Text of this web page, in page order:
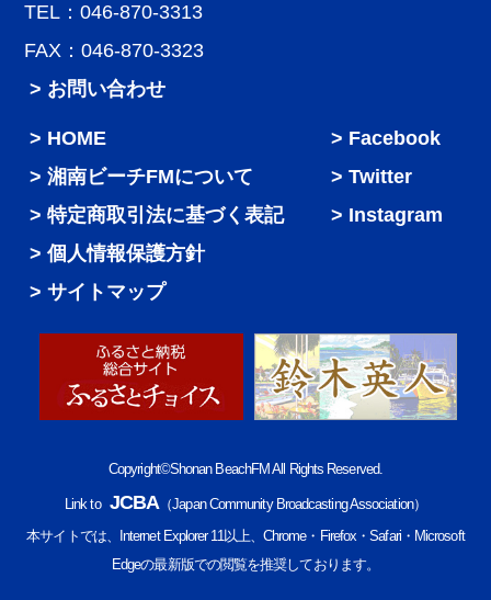
TEL：046-870-3313
FAX：046-870-3323
> お問い合わせ
HOME
湘南ビーチFMについて
特定商取引法に基づく表記
個人情報保護方針
サイトマップ
Facebook
Twitter
Instagram
Copyright©Shonan BeachFM All Rights Reserved.
Link to JCBA（Japan Community Broadcasting Association）
本サイトでは、Internet Explorer 11以上、Chrome・Firefox・Safari・Microsoft
Edgeの最新版での閲覧を推奨しております。